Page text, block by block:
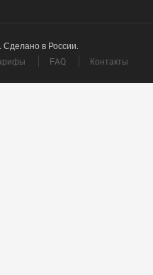
Сделано в России.
FAQ Контакты